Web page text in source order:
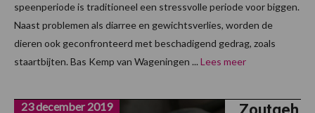
speenperiode is traditioneel een stressvolle periode voor biggen.
Naast problemen als diarree en gewichtsverlies, worden de
dieren ook geconfronteerd met beschadigend gedrag, zoals
staartbijten. Bas Kemp van Wageningen ... Lees meer
23 december 2019